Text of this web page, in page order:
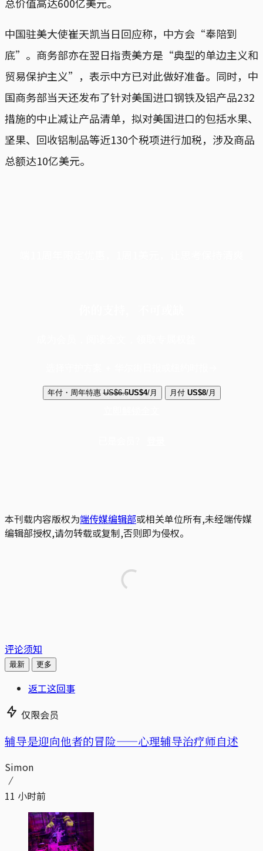
总价值高达600亿美元。
中国驻美大使崔天凯当日回应称，中方会“奉陪到
底”。商务部亦在翌日指责美方是“典型的单边主义和
贸易保护主义”，表示中方已对此做好准备。同时，中
国商务部当天还发布了针对美国进口钢铁及铝产品232
措施的中止减让产品清单，拟对美国进口的包括水果、
坚果、回收铝制品等近130个税项进行加税，涉及商品
总额达10亿美元。
年付・周年特惠 US$6.5US$4/月 月付 US$8/月
本刊载内容版权为端传媒编辑部或相关单位所有,未经端传媒
编辑部授权,请勿转载或复制,否则即为侵权。
评论须知
最新 更多
返工这回事
仅限会员
辅导是迎向他者的冒险——心理辅导治疗师自述
Simon
11 小时前